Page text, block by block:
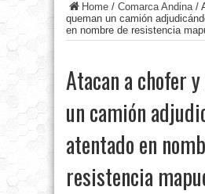
Home / Comarca Andina/
queman un camión
en nombre de resistencia
Atacan a chofer
un camión
atentado en
resistencia